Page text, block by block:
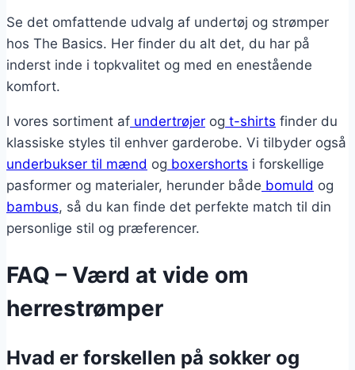
Se det omfattende udvalg af undertøj og strømper
hos The Basics. Her finder du alt det, du har på
inderst inde i topkvalitet og med en enestående
komfort.
I vores sortiment af undertrøjer og t-shirts finder du
klassiske styles til enhver garderobe. Vi tilbyder også
underbukser til mænd og boxershorts i forskellige
pasformer og materialer, herunder både bomuld og
bambus, så du kan finde det perfekte match til din
personlige stil og præferencer.
FAQ – Værd at vide om
herrestrømper
Hvad er forskellen på sokker og